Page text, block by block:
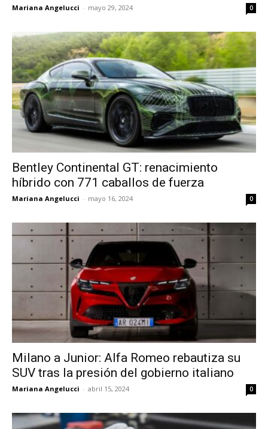
Mariana Angelucci - mayo 29, 2024 0
Bentley Continental GT: renacimiento
híbrido con 771 caballos de fuerza
Mariana Angelucci - mayo 16, 2024 0
Milano a Junior: Alfa Romeo rebautiza su
SUV tras la presión del gobierno italiano
Mariana Angelucci - abril 15, 2024 0